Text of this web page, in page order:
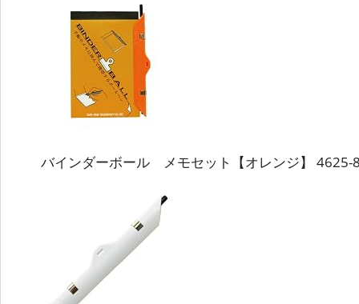
バインダーボール メモセット【オレンジ】 4625-